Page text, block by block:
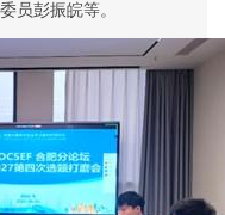
委员彭振皖等。